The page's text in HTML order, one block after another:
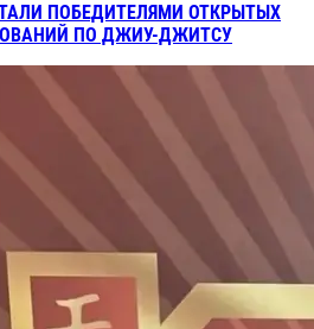
ПОБЕДИТЕЛЯМИ ОТКРЫТЫХ
ПО ДЖИУ-ДЖИТСУ